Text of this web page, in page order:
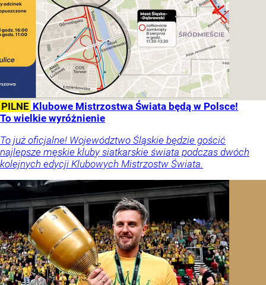
PILNE Klubowe Mistrzostwa Świata będą w Polsce!
To wielkie wyróżnienie
To już oficjalne! Województwo Śląskie będzie gościć
najlepsze męskie kluby siatkarskie świata podczas dwóch
kolejnych edycji Klubowych Mistrzostw Świata.